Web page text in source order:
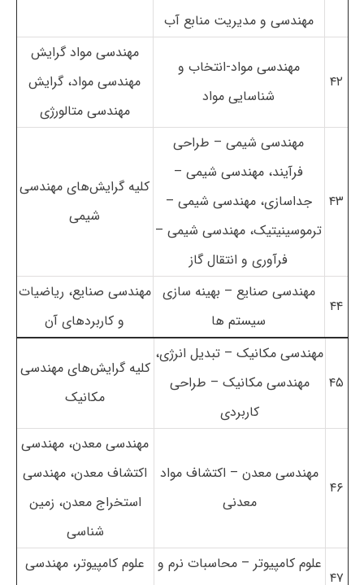
مهندسی و مدیریت منابع آب
۴۲
مهندسی مواد-انتخاب و
شناسایی مواد
مهندسی مواد گرایش
مهندسی مواد، گرایش
مهندسی متالورژی
۴۳
مهندسی شیمی – طراحی
فرآیند، مهندسی شیمی –
جداسازی، مهندسی شیمی –
ترموسینیتیک، مهندسی شیمی –
فرآوری و انتقال گاز
کلیه گرایش‌های مهندسی
شیمی
۴۴
مهندسی صنایع – بهینه سازی
سیستم ها
مهندسی صنایع، ریاضیات
و کاربردهای آن
۴۵
مهندسی مکانیک – تبدیل انرژی،
مهندسی مکانیک – طراحی
کاربردی
کلیه گرایش‌های مهندسی
مکانیک
۴۶
مهندسی معدن – اکتشاف مواد
معدنی
مهندسی معدن، مهندسی
اکتشاف معدن، مهندسی
استخراج معدن، زمین
شناسی
۴۷
علوم کامپیوتر – محاسبات نرم و
علوم کامپیوتر، مهندسی